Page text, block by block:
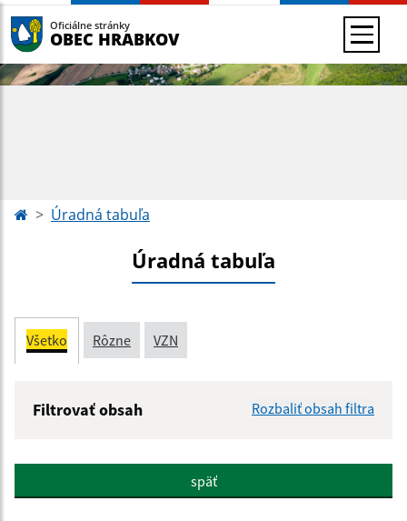
Oficiálne stránky
OBEC HRABKOV
Úradná tabuľa
Úradná tabuľa
Všetko Rôzne VZN
Filtrovať obsah Rozbaliť obsah filtra
Popis:
späť